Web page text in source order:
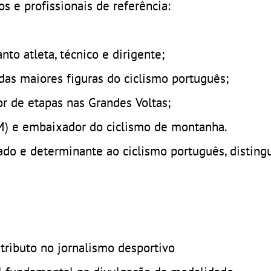
e profissionais de referência:
atleta, técnico e dirigente;
maiores figuras do ciclismo português;
de etapas nas Grandes Voltas;
e embaixador do ciclismo de montanha.
e determinante ao ciclismo português,
no jornalismo desportivo